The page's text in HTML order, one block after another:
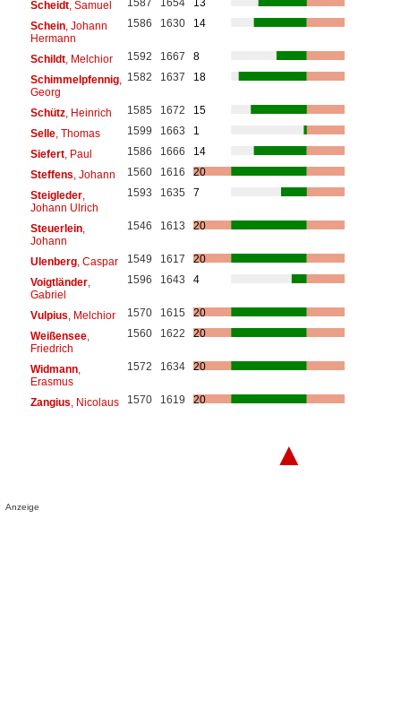
Scheidt, Samuel 1587 1654
13
Schein, Johann
Hermann
1586 1630 14
Schildt, Melchior 1592 1667
8
Schimmelpfennig,
Georg
1582 1637 18
Schütz, Heinrich 1585 1672
15
Selle, Thomas 1599 1663
1
Siefert, Paul 1586 1666
14
Steffens , Johann 1560 1616
20
Steigleder,
Johann Ulrich
1593 1635 7
Steuerlein,
Johann
1546 1613 20
Ulenberg, Caspar 1549 1617
20
Voigtländer,
Gabriel
1596 1643 4
Vulpius , Melchior 1570 1615
20
Weißensee,
Friedrich
1560 1622 20
Widmann,
Erasmus
1572 1634 20
Zangius , Nicolaus 1570 1619 20
▲
Anzeige